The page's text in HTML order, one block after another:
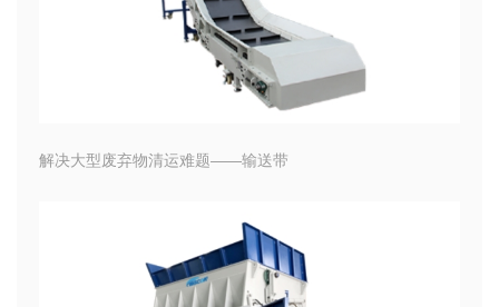
解决大型废弃物清运难题——输送带